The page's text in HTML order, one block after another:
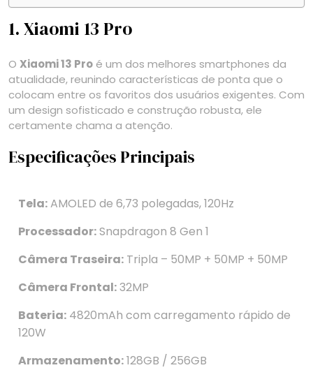
1. Xiaomi 13 Pro
O Xiaomi 13 Pro é um dos melhores smartphones da
atualidade, reunindo características de ponta que o
colocam entre os favoritos dos usuários exigentes. Com
um design sofisticado e construção robusta, ele
certamente chama a atenção.
Especificações Principais
Tela:AMOLED de 6,73 polegadas, 120Hz
Processador:Snapdragon 8 Gen 1
Câmera Traseira: Tripla – 50MP + 50MP + 50MP
Câmera Frontal:32MP
Bateria: 4820mAh com carregamento rápido de
120W
Armazenamento:128GB / 256GB